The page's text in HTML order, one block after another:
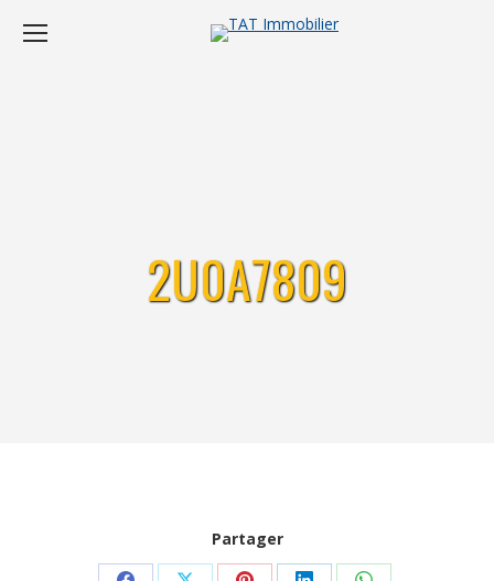
2U0A7809
Partager